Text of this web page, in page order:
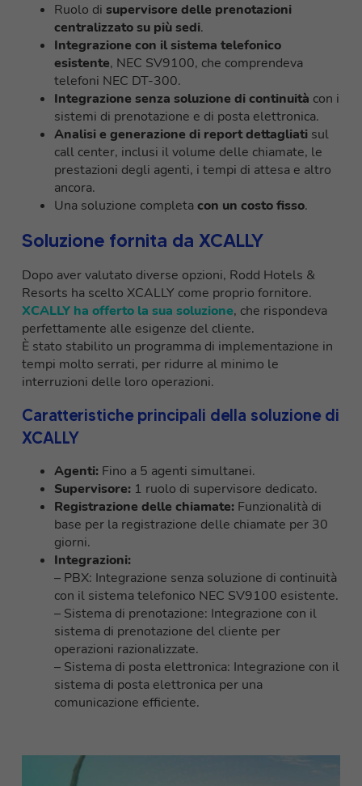
Ruolo di supervisore delle prenotazioni
centralizzato su più sedi.
Integrazione con il sistema telefonico
esistente, NEC SV9100, che comprendeva
telefoni NEC DT-300.
Integrazione senza soluzione di continuità con i
sistemi di prenotazione e di posta elettronica.
Analisi e generazione di report dettagliati sul
call center, inclusi il volume delle chiamate, le
prestazioni degli agenti, i tempi di attesa e altro
ancora.
Una soluzione completacon un costo fisso.
Soluzione fornita da XCALLY
Dopo aver valutato diverse opzioni, Rodd Hotels &
Resorts ha scelto XCALLY come proprio fornitore.
XCALLY ha offerto la sua soluzione, che rispondeva
perfettamente alle esigenze del cliente.
È stato stabilito un programma di implementazione in
tempi molto serrati, per ridurre al minimo le
interruzioni delle loro operazioni.
Caratteristiche principali della soluzione di
XCALLY
Agenti: Fino a 5 agenti simultanei.
Supervisore: 1 ruolo di supervisore dedicato.
Registrazione delle chiamate: Funzionalità di
base per la registrazione delle chiamate per 30
giorni.
Integrazioni:
– PBX: Integrazione senza soluzione di continuità
con il sistema telefonico NEC SV9100 esistente.
– Sistema di prenotazione: Integrazione con il
sistema di prenotazione del cliente per
operazioni razionalizzate.
– Sistema di posta elettronica: Integrazione con il
sistema di posta elettronica per una
comunicazione efficiente.